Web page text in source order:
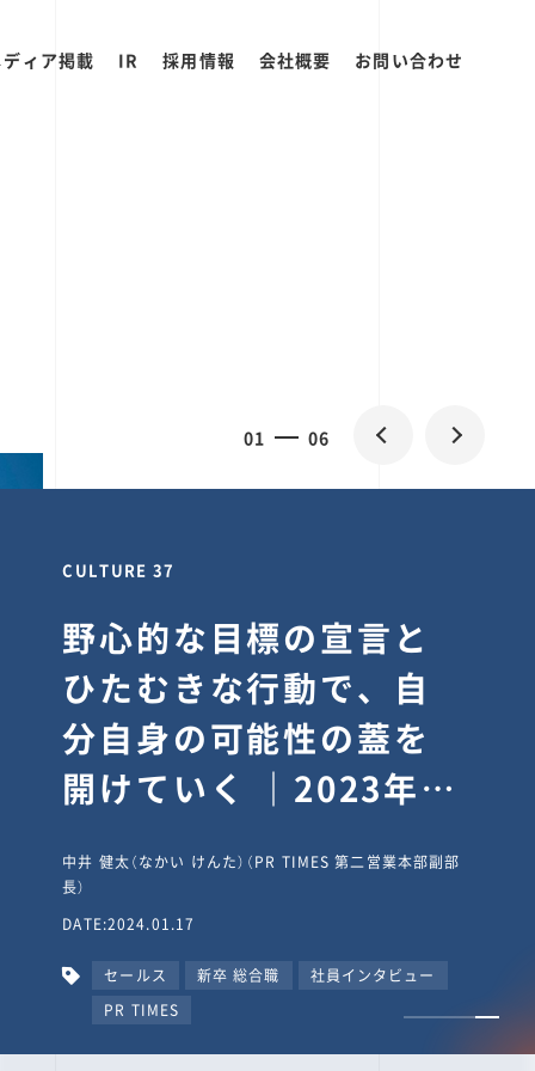
ィア掲載 IR 採用情報 会社概要 お問い合わせ
0 06
CULTURE 30
逆境では自分のスタン
スを変え“予想を裏切
り、期待を超える”【真
輔塾・前編】
山田真輔（やまだ しんすけ）（執行役員 兼 Jooto事業部
長）
DATE:2023.09.08
カルチャー CxO キャリア入社 Jooto